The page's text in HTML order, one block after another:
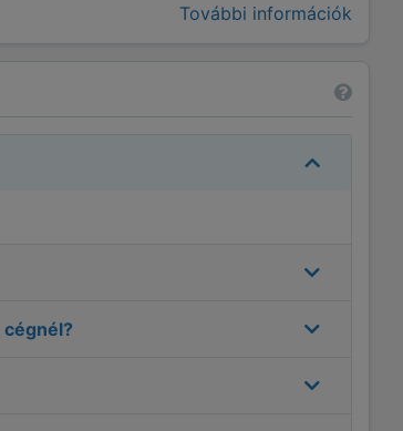
További információk
cégnél?